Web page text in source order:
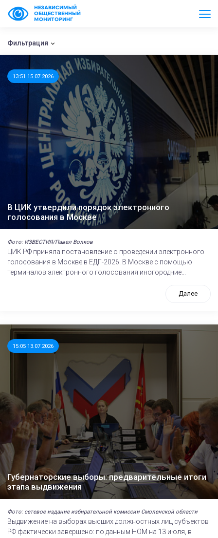
НЕЗАВИСИМЫЙ
ОБЩЕСТВЕННЫЙ
МОНИТОРИНГ
Фильтрация
13:51 15.07.2026
В ЦИК утвердили порядок электронного
голосования в Москве
Фото: ИЗВЕСТИЯ/Павел Волков
ЦИК РФ приняла постановление о проведении электронного
голосования в Москве в ЕДГ-2026. В Москве с помощью
терминалов электронного голосования иногородние...
Далее
15:05 13.07.2026
Губернаторские выборы: предварительные итоги
этапа выдвижения
Фото: сетевое издание избирательной комиссии Смоленской области
Выдвижение на выборах высших должностных лиц субъектов
РФ фактически завершено: по данным НОМ на 13 июля, в